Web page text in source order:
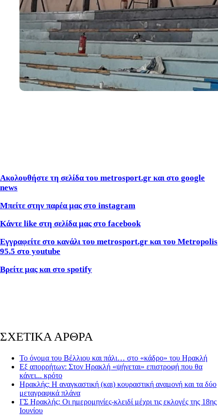
Ακολουθήστε τη σελίδα του metrosport.gr και στο google
news
Μπείτε στην παρέα μας στο instagram
Κάντε like στη σελίδα μας στο facebook
Εγγραφείτε στο κανάλι του metrosport.gr και του Metropolis
95.5 στο youtube
Βρείτε μας και στο spotify
ΣΧΕΤΙΚΑ ΑΡΘΡΑ
Το όνομα του Βέλλιου και πάλι… στο «κάδρο» του Ηρακλή
Εξ απορρήτων: Στον Ηρακλή «ψήνεται» επιστροφή που θα
κάνει... κρότο
Ηρακλής: Η αναγκαστική (και) κουραστική αναμονή και τα δύο
μεταγραφικά πλάνα
ΓΣ Ηρακλής: Οι ημερομηνίες-κλειδί μέχρι τις εκλογές της 18ης
Ιουνίου